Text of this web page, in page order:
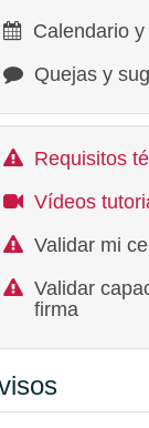
Calendario y
Quejas y
Requisitos
Vídeos
Validar mi
Validar
firma